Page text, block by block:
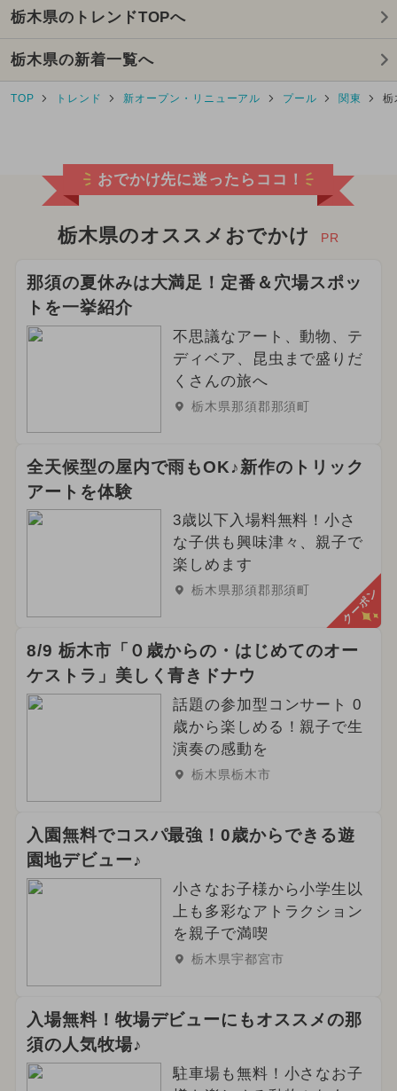
栃木県のトレンドTOPへ
栃木県の新着一覧へ
TOP トレンド 新オープン・リニューアル プール 関東 栃
おでかけ先に迷ったらココ！
栃木県のオススメおでかけ PR
那須の夏休みは大満足！定番＆穴場スポッ
トを一挙紹介
不思議なアート、動物、テ
ディベア、昆虫まで盛りだ
くさんの旅へ
栃木県那須郡那須町
全天候型の屋内で雨もOK♪新作のトリック
アートを体験
3歳以下入場料無料！小さ
な子供も興味津々、親子で
楽しめます
栃木県那須郡那須町 クーポン
8/9 栃木市「０歳からの・はじめてのオー
ケストラ」美しく青きドナウ
話題の参加型コンサート 0
歳から楽しめる！親子で生
演奏の感動を
栃木県栃木市
入園無料でコスパ最強！0歳からできる遊
園地デビュー♪
小さなお子様から小学生以
上も多彩なアトラクション
を親子で満喫
栃木県宇都宮市
入場無料！牧場デビューにもオススメの那
須の人気牧場♪
駐車場も無料！小さなお子